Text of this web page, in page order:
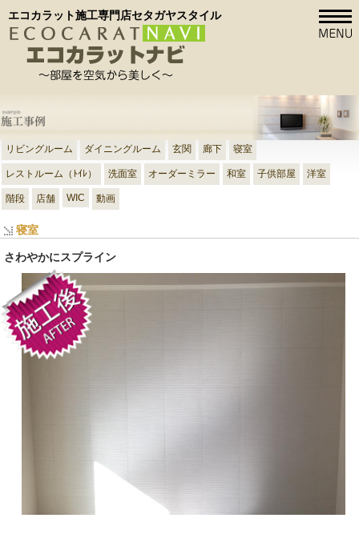
エコカラット施工専門店セタガヤスタイル
リビングルーム ダイニングルーム 玄関 廊下 寝室
レストルーム（ﾄｲﾚ） 洗面室 オーダーミラー 和室 子供部屋 洋室
階段 店舗 WIC 動画
寝室
さわやかにスプライン